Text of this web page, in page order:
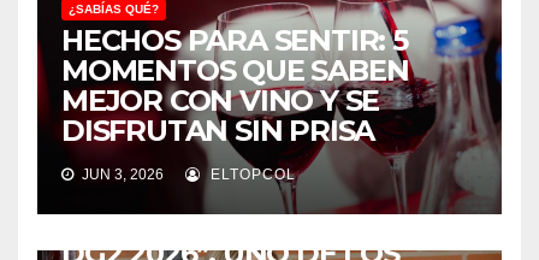
¿SABÍAS QUÉ?
HECHOS PARA SENTIR: 5
MOMENTOS QUE SABEN
MEJOR CON VINO Y SE
DISFRUTAN SIN PRISA
JUN 3, 2026 ELTOPCOL
COLOMBIA SERÁ LA SEDE DE
“LA ESCUELA DE VERANO